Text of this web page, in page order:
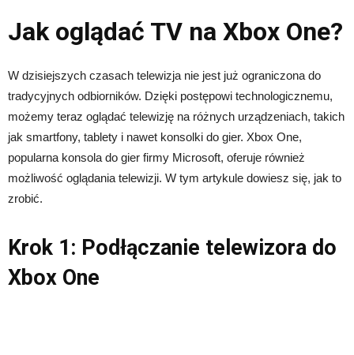
Jak oglądać TV na Xbox One?
W dzisiejszych czasach telewizja nie jest już ograniczona do
tradycyjnych odbiorników. Dzięki postępowi technologicznemu,
możemy teraz oglądać telewizję na różnych urządzeniach, takich
jak smartfony, tablety i nawet konsolki do gier. Xbox One,
popularna konsola do gier firmy Microsoft, oferuje również
możliwość oglądania telewizji. W tym artykule dowiesz się, jak to
zrobić.
Krok 1: Podłączanie telewizora do
Xbox One